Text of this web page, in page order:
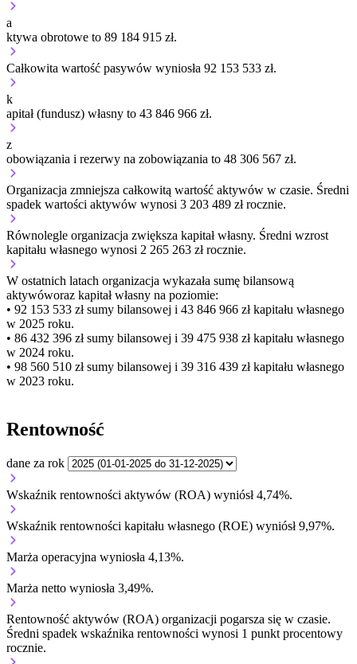
a
ktywa obrotowe to 89 184 915 zł.
Całkowita wartość pasywów wyniosła 92 153 533 zł.
k
apitał (fundusz) własny to 43 846 966 zł.
z
obowiązania i rezerwy na zobowiązania to 48 306 567 zł.
Organizacja zmniejsza całkowitą wartość aktywów w czasie. Średni
spadek wartości aktywów wynosi 3 203 489 zł rocznie.
Równolegle organizacja zwiększa kapitał własny. Średni wzrost
kapitału własnego wynosi 2 265 263 zł rocznie.
W ostatnich latach organizacja wykazała sumę bilansową
aktywóworaz kapitał własny na poziomie:
• 92 153 533 złsumy bilansowej i 43 846 966 zł kapitału własnego
w 2025 roku.
• 86 432 396 złsumy bilansowej i 39 475 938 zł kapitału własnego
w 2024 roku.
• 98 560 510 złsumy bilansowej i 39 316 439 zł kapitału własnego
w 2023 roku.
Rentowność
dane za rok
Wskaźnik rentowności aktywów (ROA) wyniósł 4,74%.
Wskaźnik rentowności kapitału własnego (ROE) wyniósł 9,97%.
Marża operacyjna wyniosła 4,13%.
Marża netto wyniosła 3,49%.
Rentowność aktywów (ROA) organizacji pogarsza się w czasie.
Średni spadek wskaźnika rentowności wynosi 1 punkt procentowy
rocznie.